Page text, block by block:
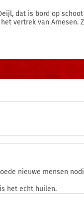
dat is bord op
vertrek van Arnesen.
nieuwe mensen
het echt huilen.